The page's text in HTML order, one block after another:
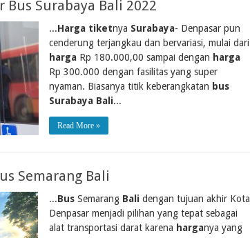
Surabaya Bali 2022
...Harga tiketnya Surabaya- Denpasar pun
cenderung terjangkau dan bervariasi, mulai dari
hargaRp 180.000,00 sampai dengan harga
Rp 300.000 dengan fasilitas yang super
nyaman. Biasanya titik keberangkatan bus
Surabaya Bali...
Read More »
Semarang Bali
...BusSemarang Balidengan tujuan akhir Kota
Denpasar menjadi pilihan yang tepat sebagai
alat transportasi darat karena harganya yang